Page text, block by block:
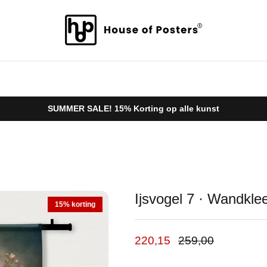
SUMMER SALE! 15% Korting op alle kunst
15% korting Ijsvogel 7 ·
Verkoopprijs
220,15 Reguliere prijs
259,00